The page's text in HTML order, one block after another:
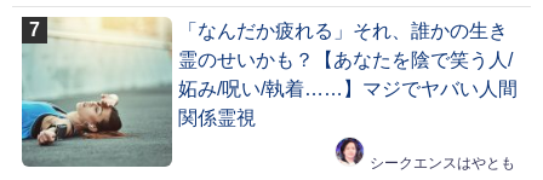
「なんだか疲れる」それ、誰かの生き
霊のせいかも？【あなたを陰で笑う人/
妬み/呪い/執着……】マジでヤバい人間
関係霊視
シークエンスはやとも